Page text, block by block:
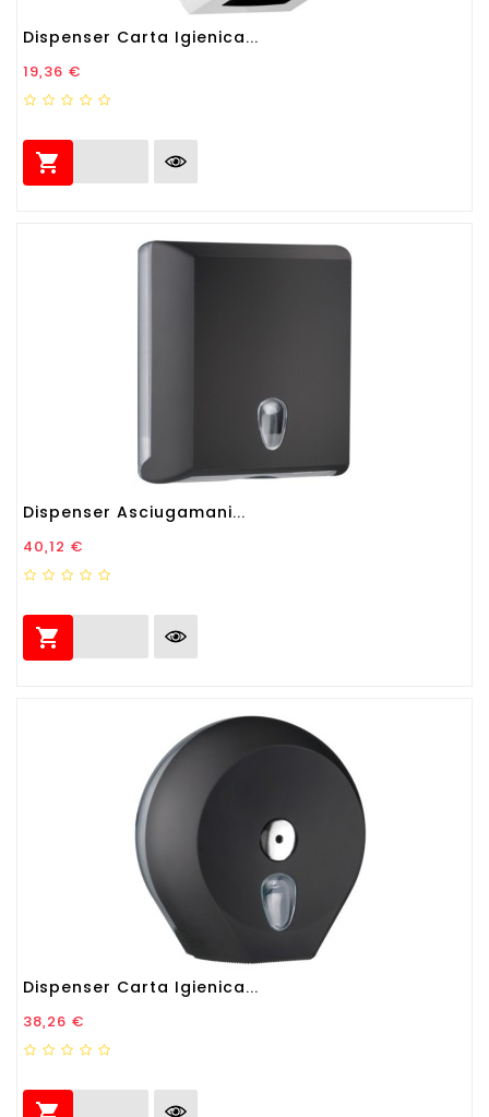
Dispenser Carta Igienica...
Prezzo
19,36 €

Dispenser Asciugamani...
Prezzo
40,12 €

Dispenser Carta Igienica...
Prezzo
38,26 €